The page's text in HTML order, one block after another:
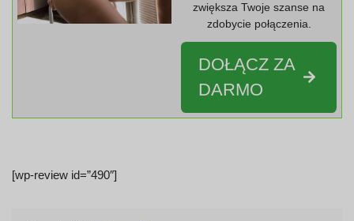
zwiększa Twoje szanse na
zdobycie połączenia.
DOŁĄCZ ZA
DARMO
[wp-review id=”490″]